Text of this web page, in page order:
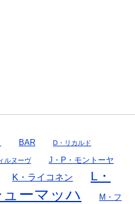
BAR D・リカルド
ルヌーヴ J・P・モントーヤ
K・ライコネン
L・
ーマッハ
M・フ